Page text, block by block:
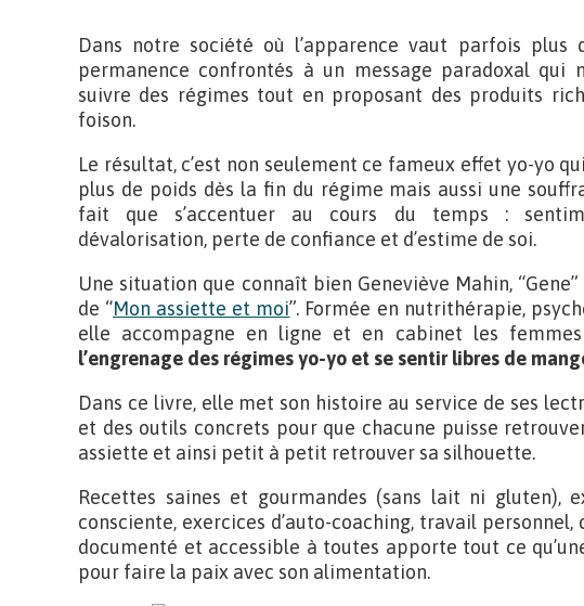
Dans notre société où l’apparence vaut parfois plus
permanence confrontés à un message paradoxal qui
suivre des régimes tout en proposant des produits
foison.
Le résultat, c’est non seulement ce fameux effet yo-yo
plus de poids dès la fin du régime mais aussi une
fait que s’accentuer au cours du temps :
dévalorisation, perte de confiance et d’estime de soi.
Une situation que connaît bien Geneviève Mahin,
de “Mon assiette et moi”. Formée en nutrithérapie,
elle accompagne en ligne et en cabinet les
l’engrenage des régimes yo-yo et se sentir libres de
Dans ce livre, elle met son histoire au service de ses
et des outils concrets pour que chacune puisse
assiette et ainsi petit à petit retrouver sa silhouette.
Recettes saines et gourmandes (sans lait ni gluten),
consciente, exercices d’auto-coaching, travail
documenté et accessible à toutes apporte tout ce
pour faire la paix avec son alimentation.